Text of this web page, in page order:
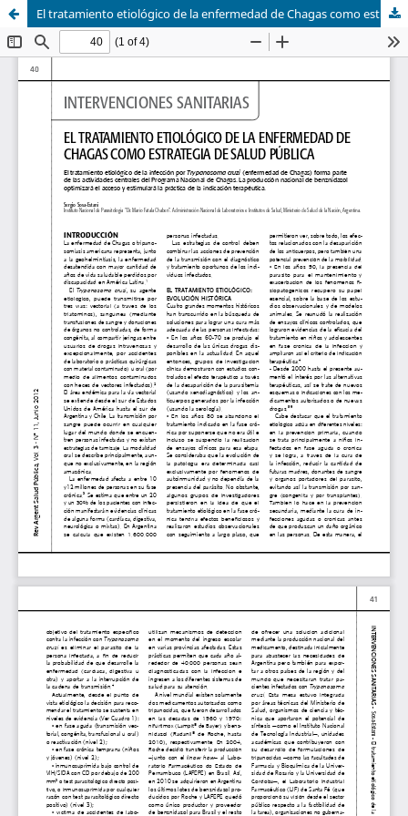
El tratamiento etiológico de la enfermedad de Chagas como estrategia de salud pública